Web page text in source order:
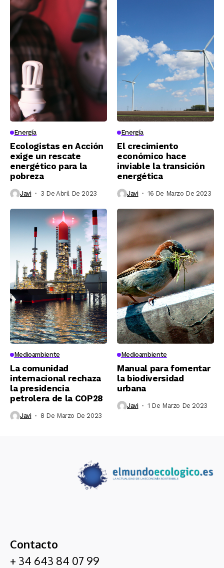
Energía
Ecologistas en Acción
exige un rescate
energético para la
pobreza
Javi 3 De Abril De 2023
Energía
El crecimiento
económico hace
inviable la transición
energética
Javi 16 De Marzo De 2023
Medioambiente
La comunidad
internacional rechaza
la presidencia
petrolera de la COP28
Javi 8 De Marzo De 2023
Medioambiente
Manual para fomentar
la biodiversidad
urbana
Javi 1 De Marzo De 2023
Contacto
+ 34 643 84 07 99